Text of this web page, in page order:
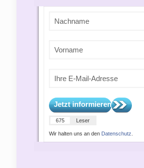
Jetzt informieren
675 Leser
Wir halten uns an den Datenschutz